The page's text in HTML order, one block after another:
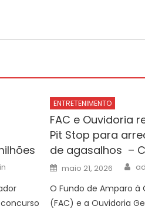
ENTRETENIMENTO
FAC e Ouvidoria
Pit Stop para
de agasalhos –
Posted
on
maio 21, 2026
O Fundo de Amparo à
(FAC) e a Ouvidoria